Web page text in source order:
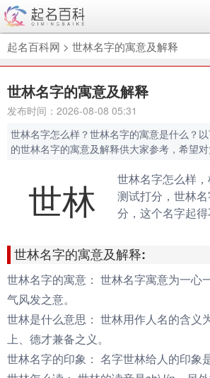
起名百科网 > 世林名字的寓意及解释
世林名字的寓意及解释
发布时间：2026-08-08 05:31
世林名字怎么样？世林名字的寓意是什么？
的世林名字的寓意及解释供大家参考，希望对
世林
世林名字怎么样
测试打分，世林
分，这个名字起
上为很棒的名字，
字，70分以下为不
世林名字的寓意及解释:
世林名字的寓意： 世林名字寓意为一心
气风发之意。
世林是什么意思： 世林用作人名的含义
上、德才兼备之义。
世林名字的印象： 名字世林给人的印象